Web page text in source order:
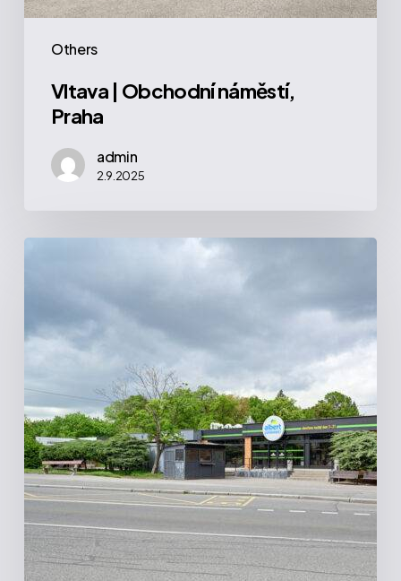
Others
Vltava | Obchodní náměstí,
Praha
admin
2.9.2025
Praha